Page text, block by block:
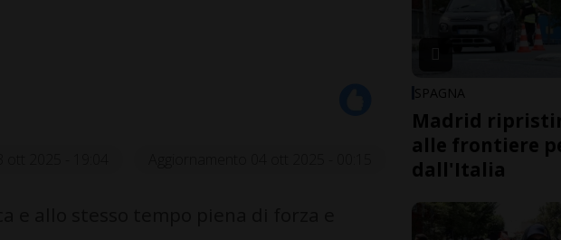
SPAGNA
Madrid
alle frontiere
dall'Italia